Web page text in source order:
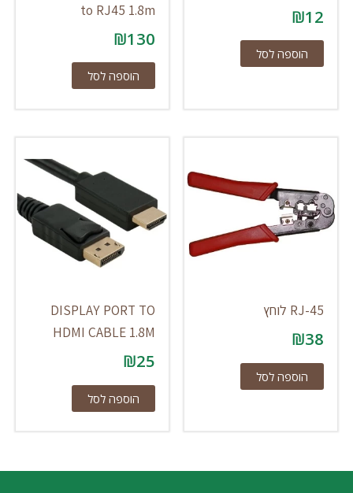
₪12
הוספה לסל
to RJ45 1.8m
₪130
הוספה לסל
RJ-45 לוחץ
₪38
הוספה לסל
DISPLAY PORT TO
HDMI CABLE 1.8M
₪25
הוספה לסל